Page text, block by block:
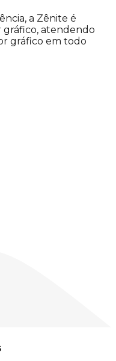
a Zênite é
gráfico, atendendo
gráfico em todo